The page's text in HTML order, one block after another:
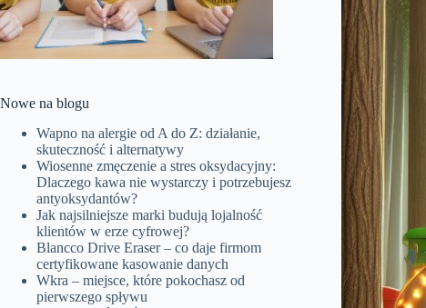
Nowe na blogu
Wapno na alergie od A do Z: działanie,
skuteczność i alternatywy
Wiosenne zmęczenie a stres oksydacyjny:
Dlaczego kawa nie wystarczy i potrzebujesz
antyoksydantów?
Jak najsilniejsze marki budują lojalność
klientów w erze cyfrowej?
Blancco Drive Eraser – co daje firmom
certyfikowane kasowanie danych
Wkra – miejsce, które pokochasz od
pierwszego spływu